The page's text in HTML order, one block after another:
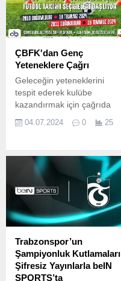
ÇBFK'dan Genç
Yeteneklere Çağrı
Geleceğin yeteneklerini
tespit ederek kulübe
kazandırmak için çağrıda
Futbol Kulübü (ÇBFK), 2010
04.07.2024 0 25
Trabzonspor’un
Şampiyonluk Kutlamaları
Şifresiz Yayınlarla beIN
SPORTS’ta